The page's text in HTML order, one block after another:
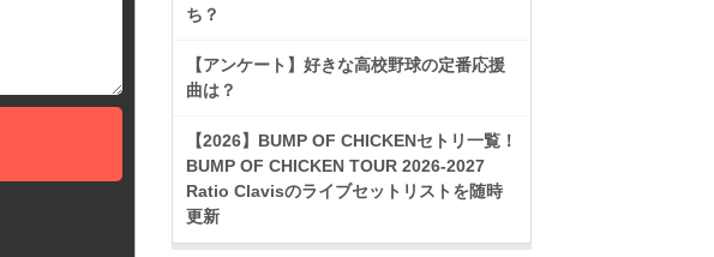
ち？
【アンケート】好きな高校野球の定番応援
曲は？
【2026】BUMP OF CHICKENセトリ一覧！
BUMP OF CHICKEN TOUR 2026-2027
Ratio Clavisのライブセットリストを随時
更新